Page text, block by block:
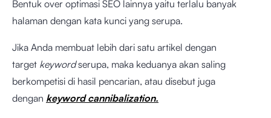
Bentuk over optimasi SEO lainnya yaitu terlalu banyak
halaman dengan kata kunci yang serupa.
Jika Anda membuat lebih dari satu artikel dengan
target keywordserupa, maka keduanya akan saling
berkompetisi di hasil pencarian, atau disebut juga
dengan keyword cannibalization.